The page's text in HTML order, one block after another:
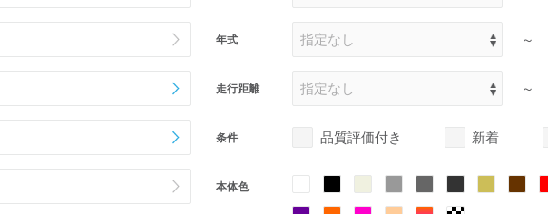
年式 ～
走行距離 ～
条件 品質評価付き 新着
本体色